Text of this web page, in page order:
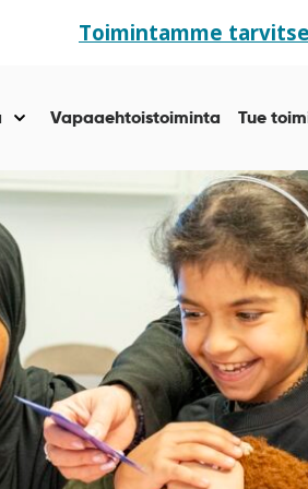
Toimintamme
Näytä
“Yhteisöllisyyttä
Vapaaehtoistoiminta Tue